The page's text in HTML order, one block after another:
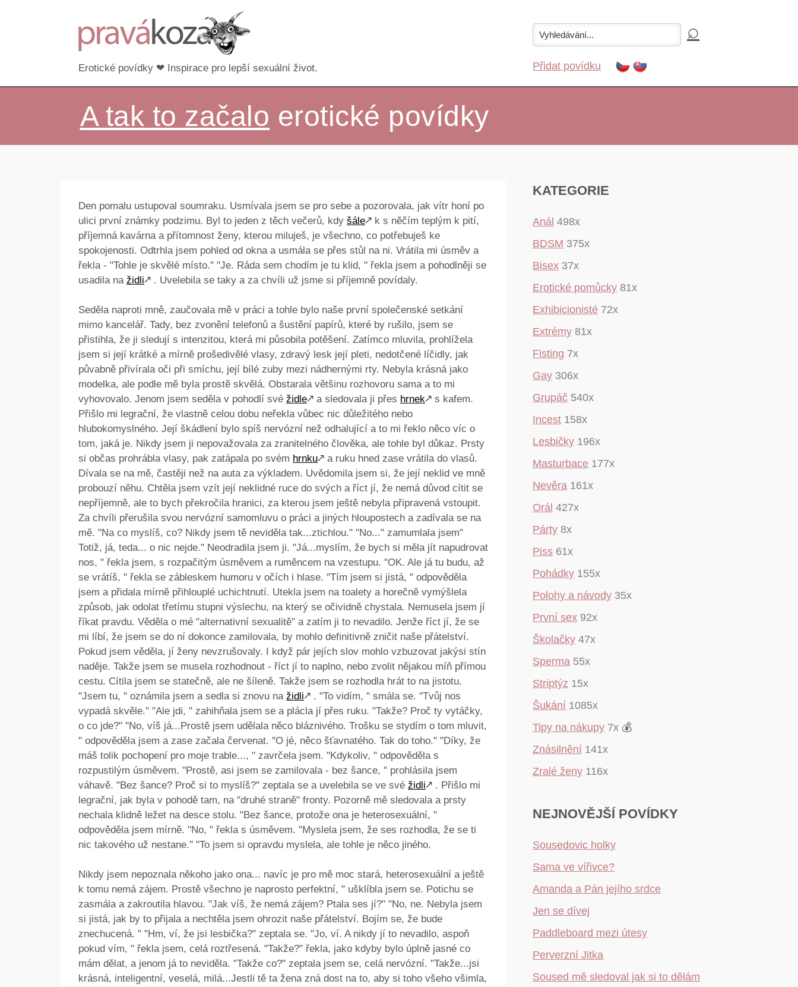
Erotické povídky ❤ Inspirace pro lepší sexuální život. Přidat povídku
A tak to začalo erotické povídky
Den pomalu ustupoval soumraku. Usmívala jsem se pro sebe a pozorovala, jak vítr honí po
ulici první známky podzimu. Byl to jeden z těch večerů, kdy šále🡕 k s něčím teplým k pití,
příjemná kavárna a přítomnost ženy, kterou miluješ, je všechno, co potřebuješ ke
spokojenosti. Odtrhla jsem pohled od okna a usmála se přes stůl na ni. Vrátila mi úsměv a
řekla - "Tohle je skvělé místo." "Je. Ráda sem chodím je tu klid, " řekla jsem a pohodlněji se
usadila na židli🡕 . Uvelebila se taky a za chvíli už jsme si příjemně povídaly.
Seděla naproti mně, zaučovala mě v práci a tohle bylo naše první společenské setkání
mimo kancelář. Tady, bez zvonění telefonů a šustění papírů, které by rušilo, jsem se
přistihla, že ji sledují s intenzitou, která mi působila potěšení. Zatímco mluvila, prohlížela
jsem si její krátké a mírně prošedivělé vlasy, zdravý lesk její pleti, nedotčené líčidly, jak
půvabně přivírala oči při smíchu, její bílé zuby mezi nádhernými rty. Nebyla krásná jako
modelka, ale podle mě byla prostě skvělá. Obstarala většinu rozhovoru sama a to mi
vyhovovalo. Jenom jsem seděla v pohodlí své židle🡕 a sledovala ji přes hrnek🡕 s kafem.
Přišlo mi legrační, že vlastně celou dobu neřekla vůbec nic důležitého nebo
hlubokomyslného. Její škádlení bylo spíš nervózní než odhalující a to mi řeklo něco víc o
tom, jaká je. Nikdy jsem ji nepovažovala za zranitelného člověka, ale tohle byl důkaz. Prsty
si občas prohrábla vlasy, pak zatápala po svém hrnku🡕 a ruku hned zase vrátila do vlasů.
Dívala se na mě, častěji než na auta za výkladem. Uvědomila jsem si, že její neklid ve mně
probouzí něhu. Chtěla jsem vzít její neklidné ruce do svých a říct jí, že nemá důvod cítit se
nepříjemně, ale to bych překročila hranici, za kterou jsem ještě nebyla připravená vstoupit.
Za chvíli přerušila svou nervózní samomluvu o práci a jiných hloupostech a zadívala se na
mě. "Na co myslíš, co? Nikdy jsem tě neviděla tak...ztichlou." "No..." zamumlala jsem"
Totiž, já, teda... o nic nejde." Neodradila jsem ji. "Já...myslím, že bych si měla jít napudrovat
nos, " řekla jsem, s rozpačitým úsměvem a ruměncem na vzestupu. "OK. Ale já tu budu, až
se vrátíš, " řekla se zábleskem humoru v očích i hlase. "Tím jsem si jistá, " odpověděla
jsem a přidala mírně přihlouplé uchichtnutí. Utekla jsem na toalety a horečně vymýšlela
způsob, jak odolat třetímu stupni výslechu, na který se očividně chystala. Nemusela jsem jí
říkat pravdu. Věděla o mé "alternativní sexualitě" a zatím ji to nevadilo. Jenže říct jí, že se
mi líbí, že jsem se do ní dokonce zamilovala, by mohlo definitivně zničit naše přátelství.
Pokud jsem věděla, jí ženy nevzrušovaly. I když pár jejích slov mohlo vzbuzovat jakýsi stín
naděje. Takže jsem se musela rozhodnout - říct jí to naplno, nebo zvolit nějakou míň přímou
cestu. Cítila jsem se statečně, ale ne šíleně. Takže jsem se rozhodla hrát to na jistotu.
"Jsem tu, " oznámila jsem a sedla si znovu na židli🡕 . "To vidím, " smála se. "Tvůj nos
vypadá skvěle." "Ale jdi, " zahihňala jsem se a plácla jí přes ruku. "Takže? Proč ty vytáčky,
o co jde?" "No, víš já...Prostě jsem udělala něco bláznivého. Trošku se stydím o tom mluvit,
" odpověděla jsem a zase začala červenat. "O jé, něco šťavnatého. Tak do toho." "Díky, že
máš tolik pochopení pro moje trable..., " zavrčela jsem. "Kdykoliv, " odpověděla s
rozpustilým úsměvem. "Prostě, asi jsem se zamilovala - bez šance, " prohlásila jsem
váhavě. "Bez šance? Proč si to myslíš?" zeptala se a uvelebila se ve své židli🡕 . Přišlo mi
legrační, jak byla v pohodě tam, na "druhé straně" fronty. Pozorně mě sledovala a prsty
nechala klidně ležet na desce stolu. "Bez šance, protože ona je heterosexuální, "
odpověděla jsem mírně. "No, " řekla s úsměvem. "Myslela jsem, že ses rozhodla, že se ti
nic takového už nestane." "To jsem si opravdu myslela, ale tohle je něco jiného.
Nikdy jsem nepoznala někoho jako ona... navíc je pro mě moc stará, heterosexuální a ještě
k tomu nemá zájem. Prostě všechno je naprosto perfektní, " ušklíbla jsem se. Potichu se
zasmála a zakroutila hlavou. "Jak víš, že nemá zájem? Ptala ses jí?" "No, ne. Nebyla jsem
si jistá, jak by to přijala a nechtěla jsem ohrozit naše přátelství. Bojím se, že bude
znechucená. " "Hm, ví, že jsi lesbička?" zeptala se. "Jo, ví. A nikdy jí to nevadilo, aspoň
pokud vím, " řekla jsem, celá roztřesená. "Takže?" řekla, jako kdyby bylo úplně jasné co
mám dělat, a jenom já to neviděla. "Takže co?" zeptala jsem se, celá nervózní. "Takže...jsi
krásná, inteligentní, veselá, milá...Jestli tě ta žena zná dost na to, aby si toho všeho všimla,
KATEGORIE
Anál 498x
BDSM 375x
Bisex 37x
Erotické pomůcky 81x
Exhibicionisté 72x
Extrémy 81x
Fisting 7x
Gay 306x
Grupáč 540x
Incest 158x
Lesbičky 196x
Masturbace 177x
Nevěra 161x
Orál 427x
Párty 8x
Piss 61x
Pohádky 155x
Polohy a návody 35x
První sex 92x
Školačky 47x
Sperma 55x
Striptýz 15x
Šukání 1085x
Tipy na nákupy 7x 💰
Znásilnění 141x
Zralé ženy 116x
NEJNOVĚJŠÍ POVÍDKY
Sousedovic holky
Sama ve vířivce?
Amanda a Pán jejího srdce
Jen se dívej
Paddleboard mezi útesy
Perverzní Jitka
Soused mě sledoval jak si to dělám